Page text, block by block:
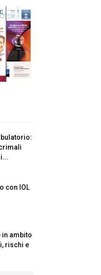
con IOL
in ambito
rischi e